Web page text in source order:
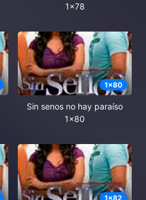
1x78
1x80
Sin senos no hay paraíso
1x80
1x82